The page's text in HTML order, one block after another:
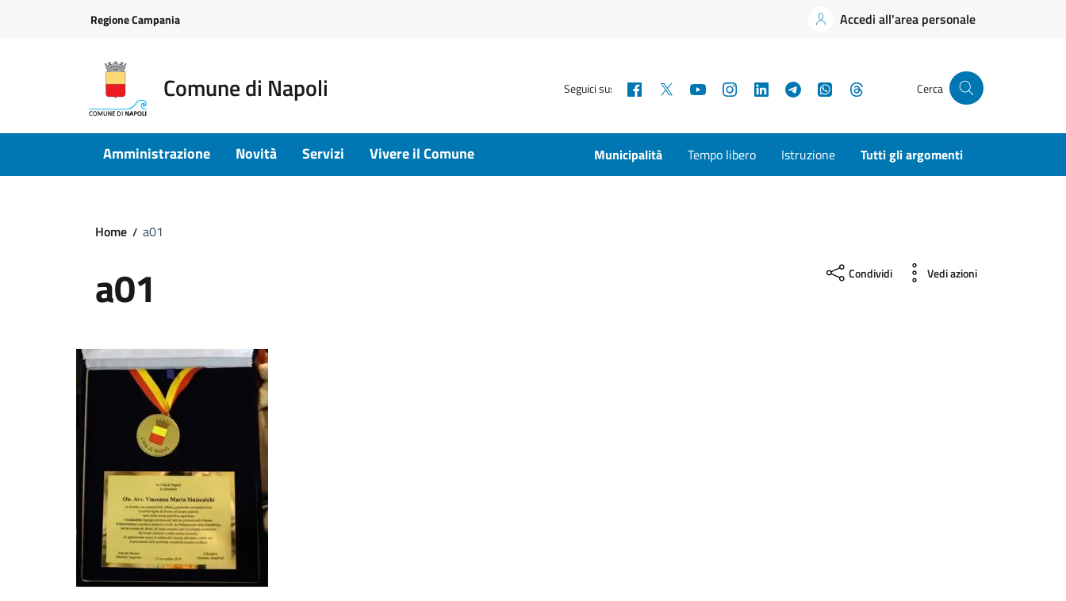
Regione Campania Accedi all'area personale
Comune di Napoli Seguici su: Facebook YouTubeInstagramLinkedInTelegramWhatsApp Cerca
Amministrazione Novità Servizi Vivere il Comune Municipalità Tempo libero Istruzione Tutti gli argomenti
Home a01
a01 Condividi Vedi azioni